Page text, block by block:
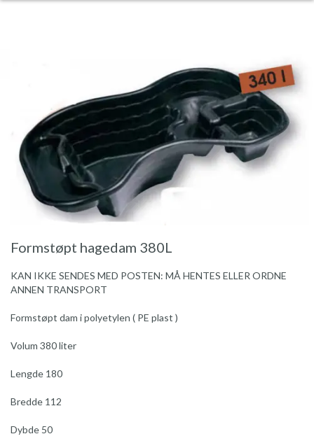
Formstøpt hagedam 380L
KAN IKKE SENDES MED POSTEN: MÅ HENTES ELLER ORDNE
ANNEN TRANSPORT
Formstøpt dam i polyetylen ( PE plast )
Volum 380 liter
Lengde 180
Bredde 112
Dybde 50